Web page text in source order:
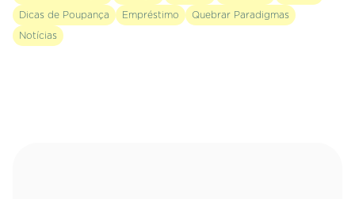
Dicas de Poupança Empréstimo Quebrar Paradigmas
Notícias